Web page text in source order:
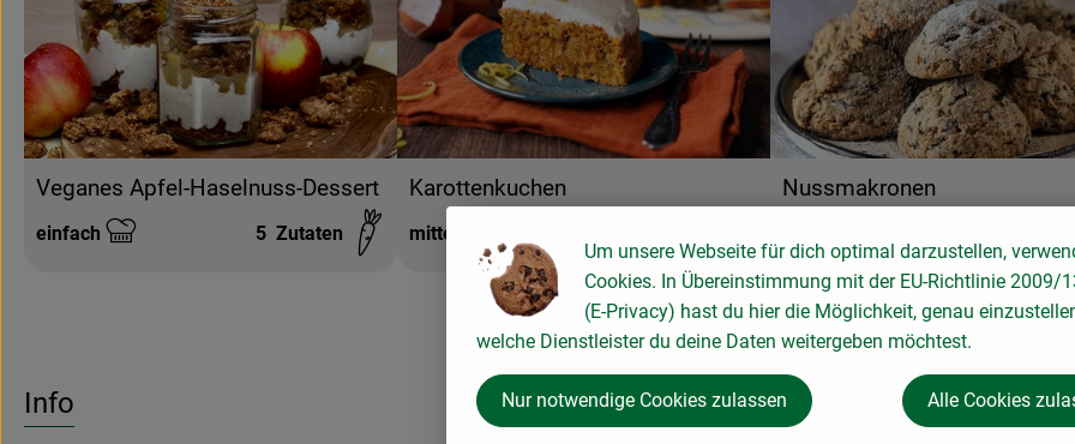
Veganes Apfel-Haselnuss-Dessert
Schwierigkeit:
einfach 5 Zutaten
Karottenkuchen
Schwierigkeit:
mittel
Nussmakronen
Schwierigkeit:
Info
Um unsere Webseite für dich optimal darzustellen,
Cookies. In Übereinstimmung mit der EU-Richtlinie 2009/
(E-Privacy) hast du hier die Möglichkeit, genau
welche Dienstleister du deine Daten weitergeben möchtest.
Nur notwendige Cookies zulassen Alle Cookies